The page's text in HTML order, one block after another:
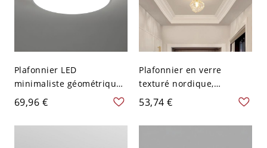
Plafonnier LED
minimaliste géométrique,
design à lueur latérale
sans éblouissement - 110
V-120 V Rond Blanc
69,96 €
Plafonnier en verre
texturé nordique,
luminaire de plafond à
ondulations d’eau pour
couloir et entrée - 110 V-
53,74 €